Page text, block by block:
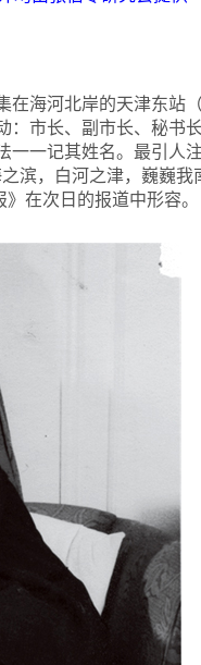
在海河北岸的天津东站
：市长、副市长、秘书
一记其姓名。最引人
滨，白河之津，巍巍我
在次日的报道中形容。